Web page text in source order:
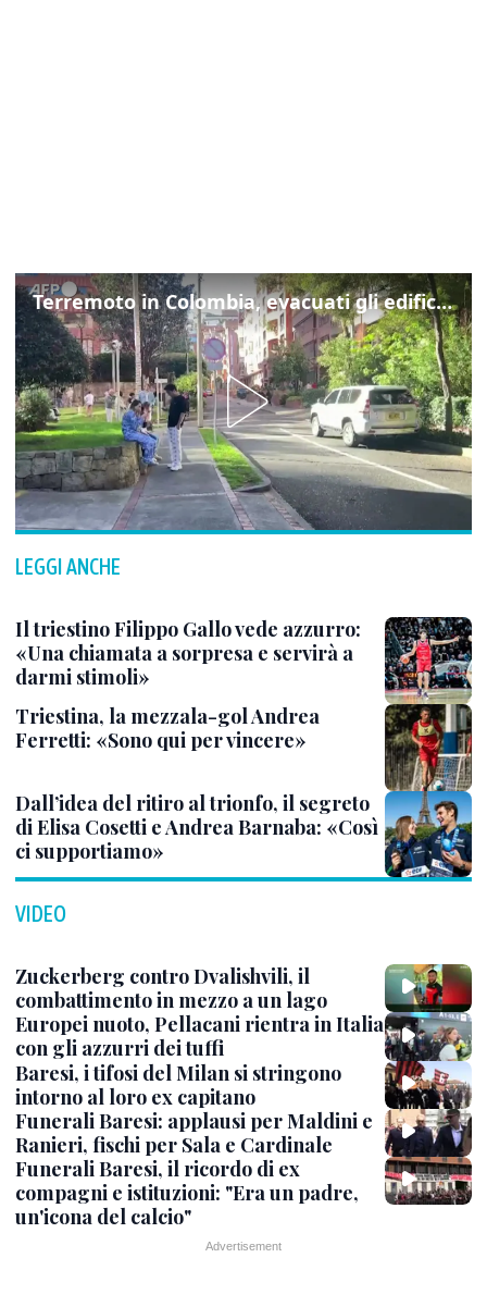
Terremoto in Colombia, evacuati gli edifici di Bogotà dopo la scossa di magnitudo 7.4
LEGGI ANCHE
Il triestino Filippo Gallo vede azzurro:
«Una chiamata a sorpresa e servirà a
darmi stimoli»
Triestina, la mezzala-gol Andrea
Ferretti: «Sono qui per vincere»
Dall’idea del ritiro al trionfo, il segreto
di Elisa Cosetti e Andrea Barnaba: «Così
ci supportiamo»
VIDEO
Zuckerberg contro Dvalishvili, il
combattimento in mezzo a un lago
Europei nuoto, Pellacani rientra in Italia
con gli azzurri dei tuffi
Baresi, i tifosi del Milan si stringono
intorno al loro ex capitano
Funerali Baresi: applausi per Maldini e
Ranieri, fischi per Sala e Cardinale
Funerali Baresi, il ricordo di ex
compagni e istituzioni: "Era un padre,
un'icona del calcio"